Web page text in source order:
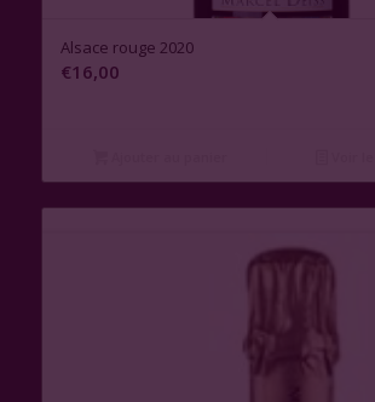
Alsace rouge 2020
€16,00